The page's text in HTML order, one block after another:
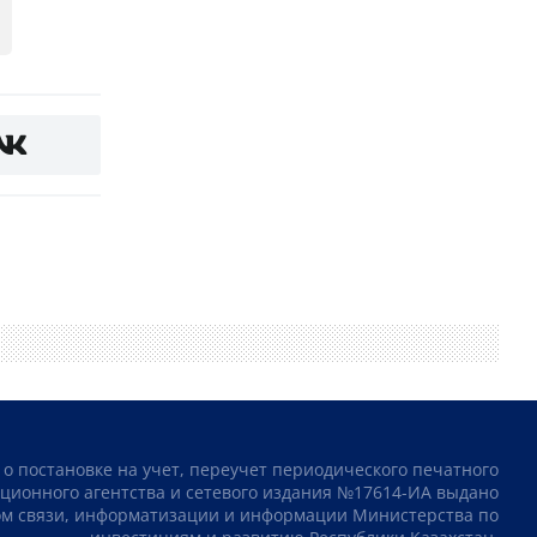
постановке на учет, переучет периодического печатного
агентства и сетевого издания №17614-ИА выдано
связи, информатизации и информации Министерства по